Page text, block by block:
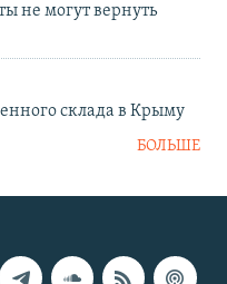
не могут вернуть
склада в Крыму
БОЛЬШЕ